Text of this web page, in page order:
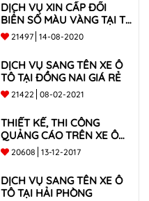
DỊCH VỤ XIN CẤP ĐỔI
BIỂN SỐ MÀU VÀNG TẠI TP
HCM
21497 14-08-2020
DỊCH VỤ SANG TÊN XE Ô
TÔ TẠI ĐỒNG NAI GIÁ RẺ
21422 08-02-2021
THIẾT KẾ, THI CÔNG
QUẢNG CÁO TRÊN XE Ô
TÔ TRỌN GÓI
20608 13-12-2017
DỊCH VỤ SANG TÊN XE Ô
TÔ TẠI HẢI PHÒNG